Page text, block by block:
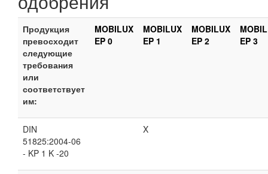
Продукция
превосходит
следующие
требования
или
соответствует
им:
MOBILUX
EP 0
MOBILUX
EP 1
MOBILUX
EP 2
EP 3
DIN
51825:2004-06
- KP 1 K -20
X